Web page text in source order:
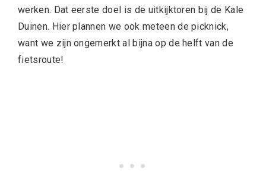
werken. Dat eerste doel is de uitkijktoren bij de Kale
Duinen. Hier plannen we ook meteen de picknick,
want we zijn ongemerkt al bijna op de helft van de
fietsroute!